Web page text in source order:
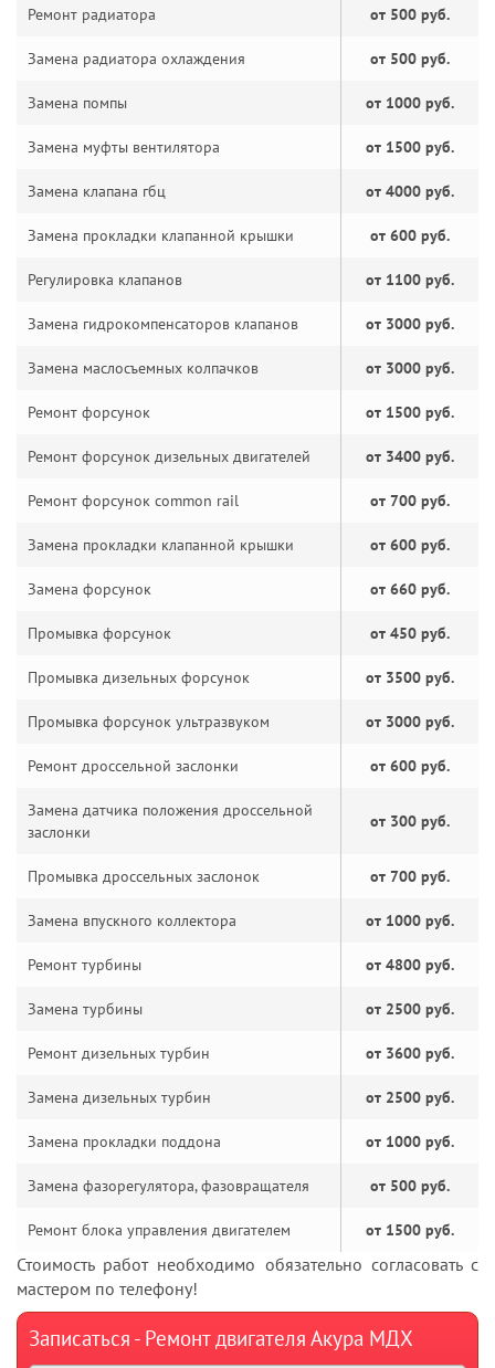
Ремонт радиатора от 500 руб.
Замена радиатора охлаждения от 500 руб.
Замена помпы от 1000 руб.
Замена муфты вентилятора от 1500 руб.
Замена клапана гбц от 4000 руб.
Замена прокладки клапанной крышки от 600 руб.
Регулировка клапанов от 1100 руб.
Замена гидрокомпенсаторов клапанов от 3000 руб.
Замена маслосъемных колпачков от 3000 руб.
Ремонт форсунок от 1500 руб.
Ремонт форсунок дизельных двигателей от 3400 руб.
Ремонт форсунок common rail от 700 руб.
Замена прокладки клапанной крышки от 600 руб.
Замена форсунок от 660 руб.
Промывка форсунок от 450 руб.
Промывка дизельных форсунок от 3500 руб.
Промывка форсунок ультразвуком от 3000 руб.
Ремонт дроссельной заслонки от 600 руб.
Замена датчика положения дроссельной
заслонки
от 300 руб.
Промывка дроссельных заслонок от 700 руб.
Замена впускного коллектора от 1000 руб.
Ремонт турбины от 4800 руб.
Замена турбины от 2500 руб.
Ремонт дизельных турбин от 3600 руб.
Замена дизельных турбин от 2500 руб.
Замена прокладки поддона от 1000 руб.
Замена фазорегулятора, фазовращателя от 500 руб.
Ремонт блока управления двигателем от 1500 руб.
Стоимость работ необходимо обязательно согласовать с
мастером по телефону!
Записаться - Ремонт двигателя Акура МДХ